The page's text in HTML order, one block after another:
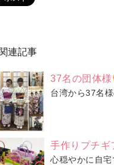
連記事
37名の団体様
台湾から37名
手作りプチギ
心穏やかに自宅